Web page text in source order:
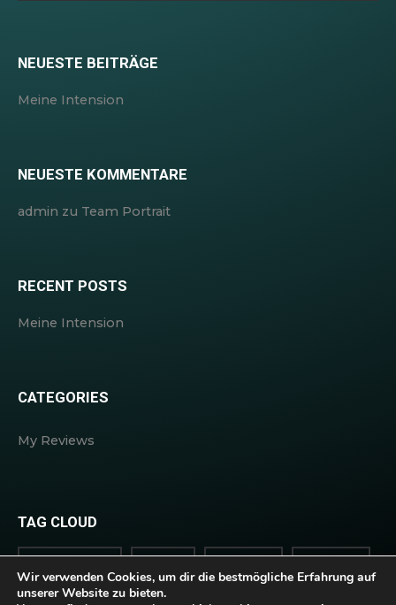
NEUESTE BEITRÄGE
Meine Intension
NEUESTE KOMMENTARE
admin zu Team Portrait
RECENT POSTS
Meine Intension
CATEGORIES
My Reviews
TAG CLOUD
Wir verwenden Cookies, um dir die bestmögliche Erfahrung auf
unserer Website zu bieten.